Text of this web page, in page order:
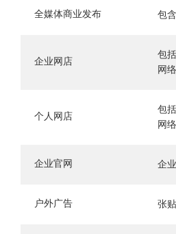
全媒体商业发布 包
企业网店
包
网
个人网店
包
网
企业官网 企
户外广告 张